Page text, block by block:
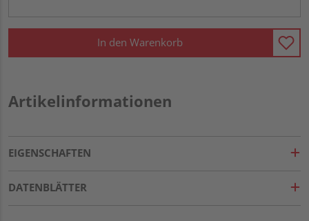
In den Warenkorb
Artikelinformationen
EIGENSCHAFTEN
DATENBLÄTTER